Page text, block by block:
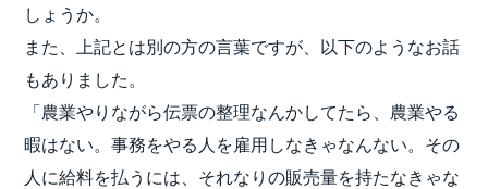
しょうか。
また、上記とは別の方の言葉ですが、以下のようなお話
もありました。
「農業やりながら伝票の整理なんかしてたら、農業やる
暇はない。事務をやる人を雇用しなきゃなんない。その
人に給料を払うには、それなりの販売量を持たなきゃな